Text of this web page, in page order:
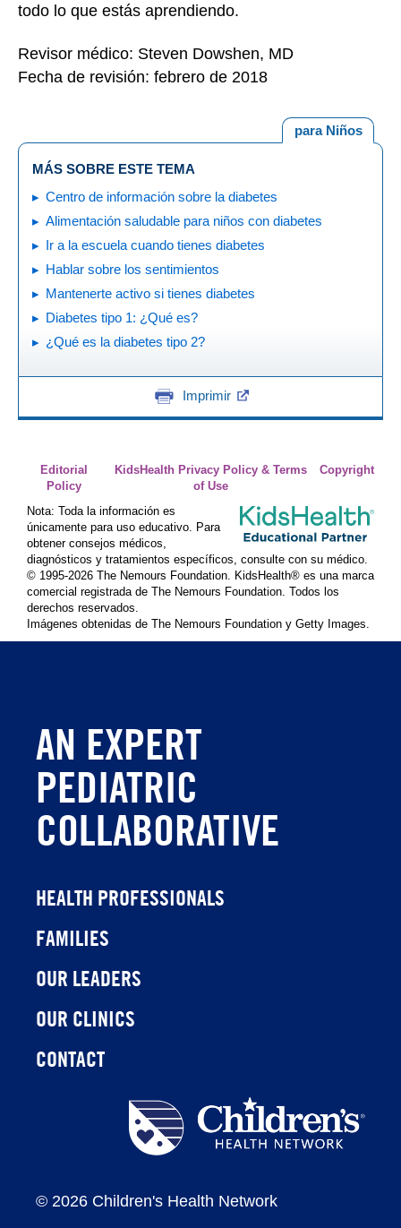
todo lo que estás aprendiendo.
Revisor médico: Steven Dowshen, MD
Fecha de revisión: febrero de 2018
para Niños
MÁS SOBRE ESTE TEMA
Centro de información sobre la diabetes
Alimentación saludable para niños con diabetes
Ir a la escuela cuando tienes diabetes
Hablar sobre los sentimientos
Mantenerte activo si tienes diabetes
Diabetes tipo 1: ¿Qué es?
¿Qué es la diabetes tipo 2?
Imprimir
Editorial
Policy
KidsHealth Privacy Policy & Terms
of Use
Copyright
Nota: Toda la información es
únicamente para uso educativo. Para
obtener consejos médicos,
diagnósticos y tratamientos específicos, consulte con su médico.
© 1995-2026 The Nemours Foundation. KidsHealth® es una marca
comercial registrada de The Nemours Foundation. Todos los
derechos reservados.
Imágenes obtenidas de The Nemours Foundation y Getty Images.
AN EXPERT
PEDIATRIC
COLLABORATIVE
HEALTH PROFESSIONALS
FAMILIES
OUR LEADERS
OUR CLINICS
CONTACT
© 2026 Children's Health Network